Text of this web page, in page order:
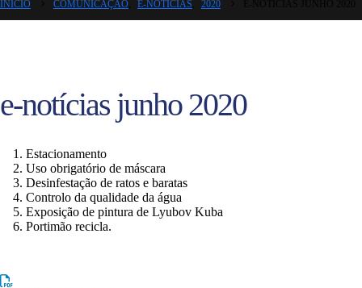
INÍCIO COMUNICAÇÃO E-NOTICIAS 2020
e-notícias junho 2020
Estacionamento
Uso obrigatório de máscara
Desinfestação de ratos e baratas
Controlo da qualidade da água
Exposição de pintura de Lyubov Kuba
Portimão recicla.